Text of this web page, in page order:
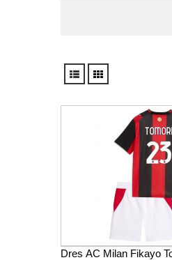
Dres AC Milan Fikayo